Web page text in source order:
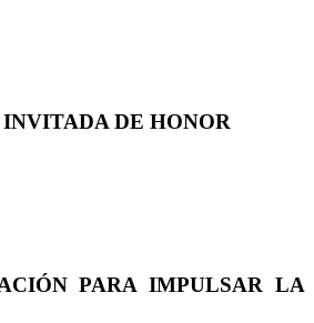
DE HONOR
PARA IMPULSAR LA